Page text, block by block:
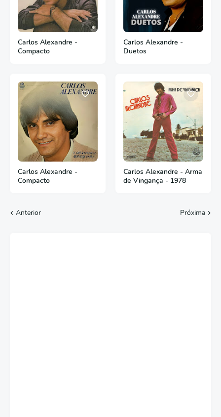
Carlos Alexandre -
Compacto
Carlos Alexandre -
Duetos
Carlos Alexandre -
Compacto
Carlos Alexandre - Arma
de Vingança - 1978
Anterior Próxima